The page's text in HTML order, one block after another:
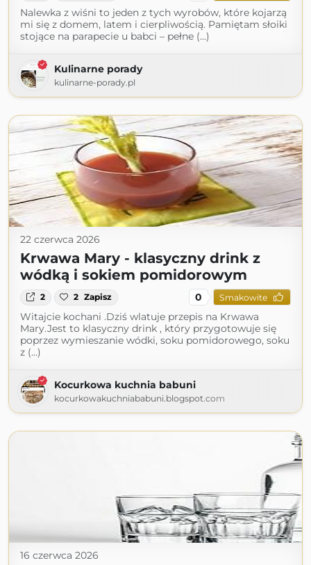
Nalewka z wiśni to jeden z tych wyrobów, które kojarzą
mi się z domem, latem i cierpliwością. Pamiętam słoiki
stojące na parapecie u babci – pełne (...)
Kulinarne porady
kulinarne-porady.pl
22 czerwca 2026
Krwawa Mary - klasyczny drink z
wódką i sokiem pomidorowym
2 2 Zapisz 0 Smakowite
Witajcie kochani .Dziś wlatuje przepis na Krwawa
Mary.Jest to klasyczny drink , który przygotowuje się
poprzez wymieszanie wódki, soku pomidorowego, soku
z (...)
Kocurkowa kuchnia babuni
kocurkowakuchniababuni.blogspot.com
16 czerwca 2026